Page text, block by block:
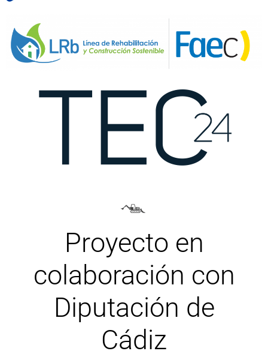
Proyecto en
colaboración con
Diputación de
Cádiz